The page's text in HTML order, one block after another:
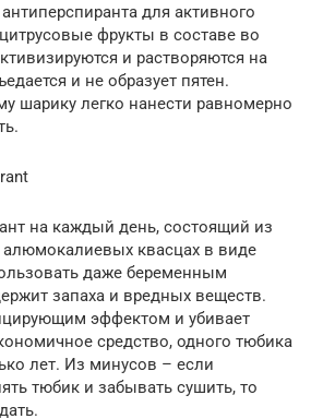
для активного
фрукты в составе во
и растворяются на
и не образует пятен.
шарику легко нанести равномерно
на каждый день, состоящий из
алюмокалиевых квасцах в виде
даже беременным
запаха и вредных веществ.
эффектом и убивает
средство, одного тюбика
лет. Из минусов – если
тюбик и забывать сушить, то